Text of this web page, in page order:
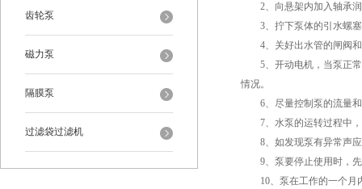
齿轮泵
磁力泵
隔膜泵
过滤袋过滤机
2、向悬架内加入轴承润
3、拧下泵体的引水螺塞
4、关好出水管的闸阀和
5、开动电机，当泵正常
情况。
6、尽量控制泵的流量和
7、水泵的运转过程中，
8、如发现泵有异常声应
9、泵要停止使用时，先
10、泵在工作的一个月内